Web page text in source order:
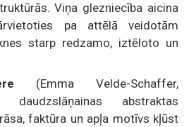
Viņa glezniecība aicina
pa attēlā veidotām
starp redzamo, iztēloto un
(Emma Velde-Schaffer,
daudzslāņainas abstraktas
faktūra un apļa motīvs kļūst